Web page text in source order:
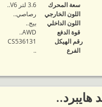
‬سعة المحرك
3.6 لتر V6..
اللون الخارجي
رصاصي..
اللون الداخلي
بيج..
قوة الدفع
AWD..
رقم الهيكل
CS536131
الفرع
..